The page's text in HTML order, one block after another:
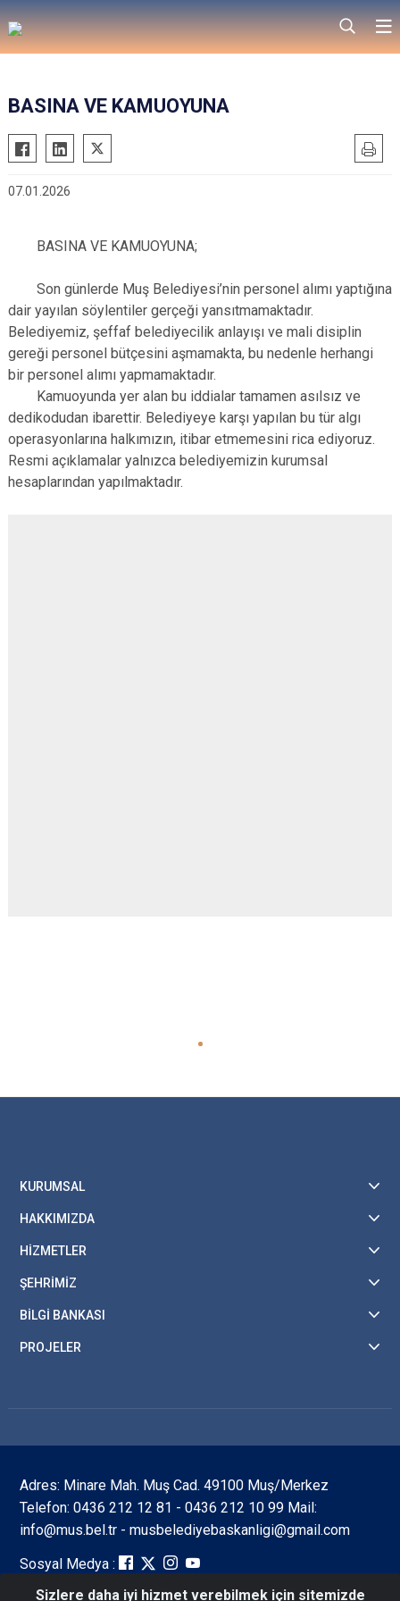
BASINA VE KAMUOYUNA
07.01.2026
BASINA VE KAMUOYUNA;
Son günlerde Muş Belediyesi’nin personel alımı yaptığına
dair yayılan söylentiler gerçeği yansıtmamaktadır.
Belediyemiz, şeffaf belediyecilik anlayışı ve mali disiplin
gereği personel bütçesini aşmamakta, bu nedenle herhangi
bir personel alımı yapmamaktadır.
Kamuoyunda yer alan bu iddialar tamamen asılsız ve
dedikodudan ibarettir. Belediyeye karşı yapılan bu tür algı
operasyonlarına halkımızın, itibar etmemesini rica ediyoruz.
Resmi açıklamalar yalnızca belediyemizin kurumsal
hesaplarından yapılmaktadır.
KURUMSAL
HAKKIMIZDA
HİZMETLER
ŞEHRİMİZ
BİLGİ BANKASI
PROJELER
Adres: Minare Mah. Muş Cad. 49100 Muş/Merkez
Telefon: 0436 212 12 81 - 0436 212 10 99 Mail:
info@mus.bel.tr - musbelediyebaskanligi@gmail.com
Sosyal Medya :
Sizlere daha iyi hizmet verebilmek için sitemizde